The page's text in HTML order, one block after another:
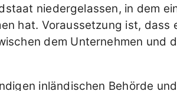
niedergelassen, in dem
hat. Voraussetzung ist, dass
dem Unternehmen und
inländischen Behörde